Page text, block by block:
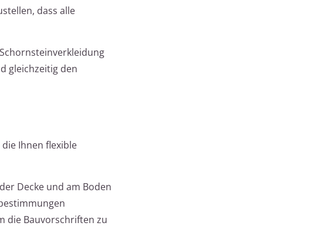
dass alle
gleichzeitig den
Ihnen flexible
Decke und am Boden
die Bauvorschriften zu